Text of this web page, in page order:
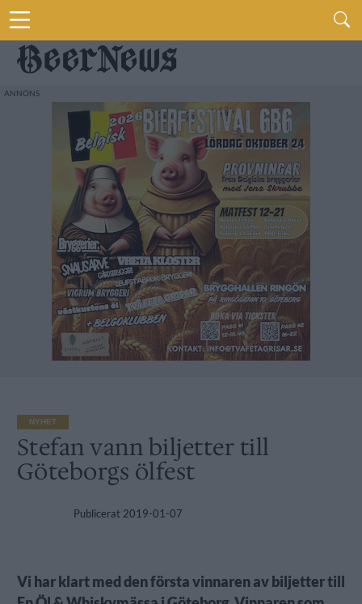
NYHET
Stefan vann biljetter till
Göteborgs ölfest
Publicerat 2019-01-07
Vi har klart med den första vinnaren av biljetter till